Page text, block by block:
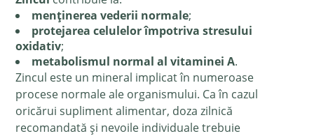
menținerea vederii normale;
protejarea celulelor împotriva stresului
oxidativ;
metabolismul normal al vitaminei A.
Zincul este un mineral implicat în numeroase
procese normale ale organismului. Ca în cazul
oricărui supliment alimentar, doza zilnică
recomandată și nevoile individuale trebuie